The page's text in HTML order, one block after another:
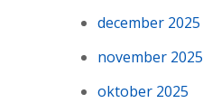
december 2025
november 2025
oktober 2025